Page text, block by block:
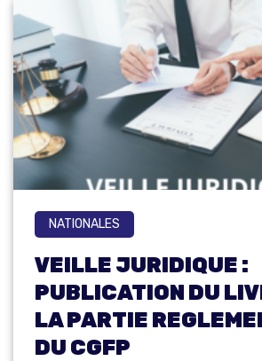
NATIONALES
VEILLE JURIDIQUE :
PUBLICATION DU
LA PARTIE
DU CGFP